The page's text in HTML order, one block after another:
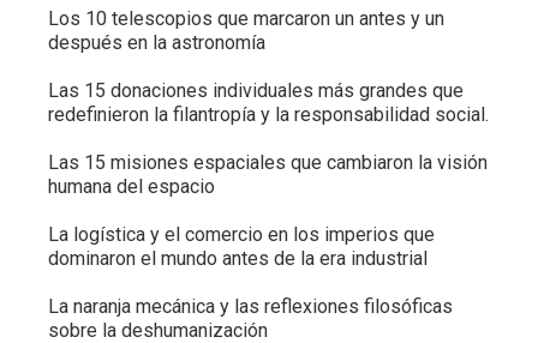
Los 10 telescopios que marcaron un antes y un
después en la astronomía
Las 15 donaciones individuales más grandes que
redefinieron la filantropía y la responsabilidad social.
Las 15 misiones espaciales que cambiaron la visión
humana del espacio
La logística y el comercio en los imperios que
dominaron el mundo antes de la era industrial
La naranja mecánica y las reflexiones filosóficas
sobre la deshumanización